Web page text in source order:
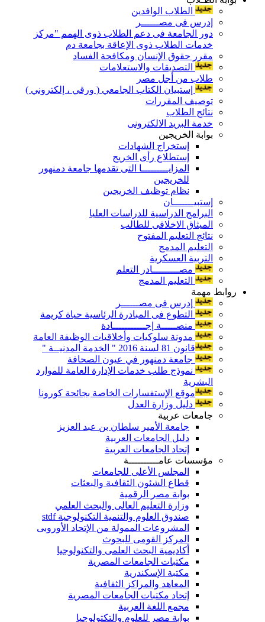
الطلاب الوافدين
إدرس فى مصــــــر
دور الجامعة فى دعم الطلاب ذوى الهمم "مركز
خدمات الطلاب ذوى الإعاقة بجامعة دم
مقرر حقوق الإنسان ومكافحة الفساد
التصديقات والاستعلامات
طلاب من أجل مصر
إستبيان الكتاب الجامعي ( ورقي ، إلكتروني )
توصيف المقررات
نتائج الطلاب
خدمة البريد الالكترونى
بوابة الخريجين
إستخراج الشهادات
إستطلاع رأى الخريج
المزايـــــــــا التى تقدمها جامعة دمنهور
للخريجين
نظام توظيف الخريجين
إستبيـــــــان
البرامج الدراسية للدراسات العليا
الميثاق الاخلاقى للطالب
نتائج التعليم المفتوح
التعليم المدمج
التربية العسكرية
مصـــــــــادر التعلم
التعليم المدمج
روابط مهمة
إدرس فى مصــــــر
التطوع فى المبادرة الرئاسية حياة كريمة
منصـــــة إجـــــــــــادة
مدونة سلوكيات وأخلاقيات الوظيفة العامة
قانون 81 لسنة 2016 " الخدمة المدنيــة "
جامعة دمنهور في عيون الصحافة
نموذج طلب خدمات الإدارة العامة للموارد
البشرية
موقع الإستفسارات الخاصة بجائحة كورونا
دليل وزارة العدل
جامعات عربية
جامعة الأمير سلطان بن عبد العزيز
دليل الجامعات العربية
إتحاد الجامعات العربية
مؤسسات عامــــــــــة
المجلس الأعلى للجامعات
قطاع الشئون الثقافية والبعثات
بوابة مصر الرقمية
وزارة التعليم العالى والبحث العلمي
صندوق العلوم والتنمية التكنولوجية stdf
المشروعات الممولة من الإتحاد الأوروبى
المركز القومى للبحوث
أكاديمية البحث العلمى والتكنولوجيا
مكتبات الجامعات المصرية
مكتبة الإسكندرية
المعاهد والمراكز الثقافية
إتحاد مكتبات الجامعات المصرية
مجمع اللغة العربية
بوابة مصر للعلوم والتكتولوجيا